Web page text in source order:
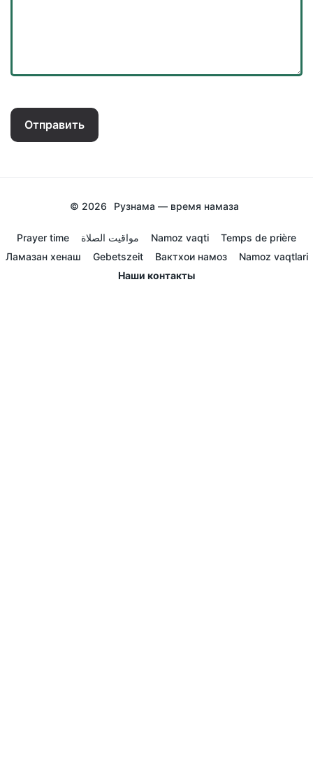
Отправить
© 2026 Рузнама — время намаза
Prayer time مواقيت الصلاة Namoz vaqti
Temps de prière
Ламазан хенаш
Gebetszeit Вактхои намоз
Namoz vaqtlari
Наши контакты